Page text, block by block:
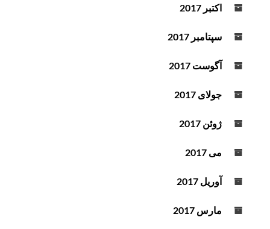
اکتبر 2017
سپتامبر 2017
آگوست 2017
جولای 2017
ژوئن 2017
می 2017
آوریل 2017
مارس 2017